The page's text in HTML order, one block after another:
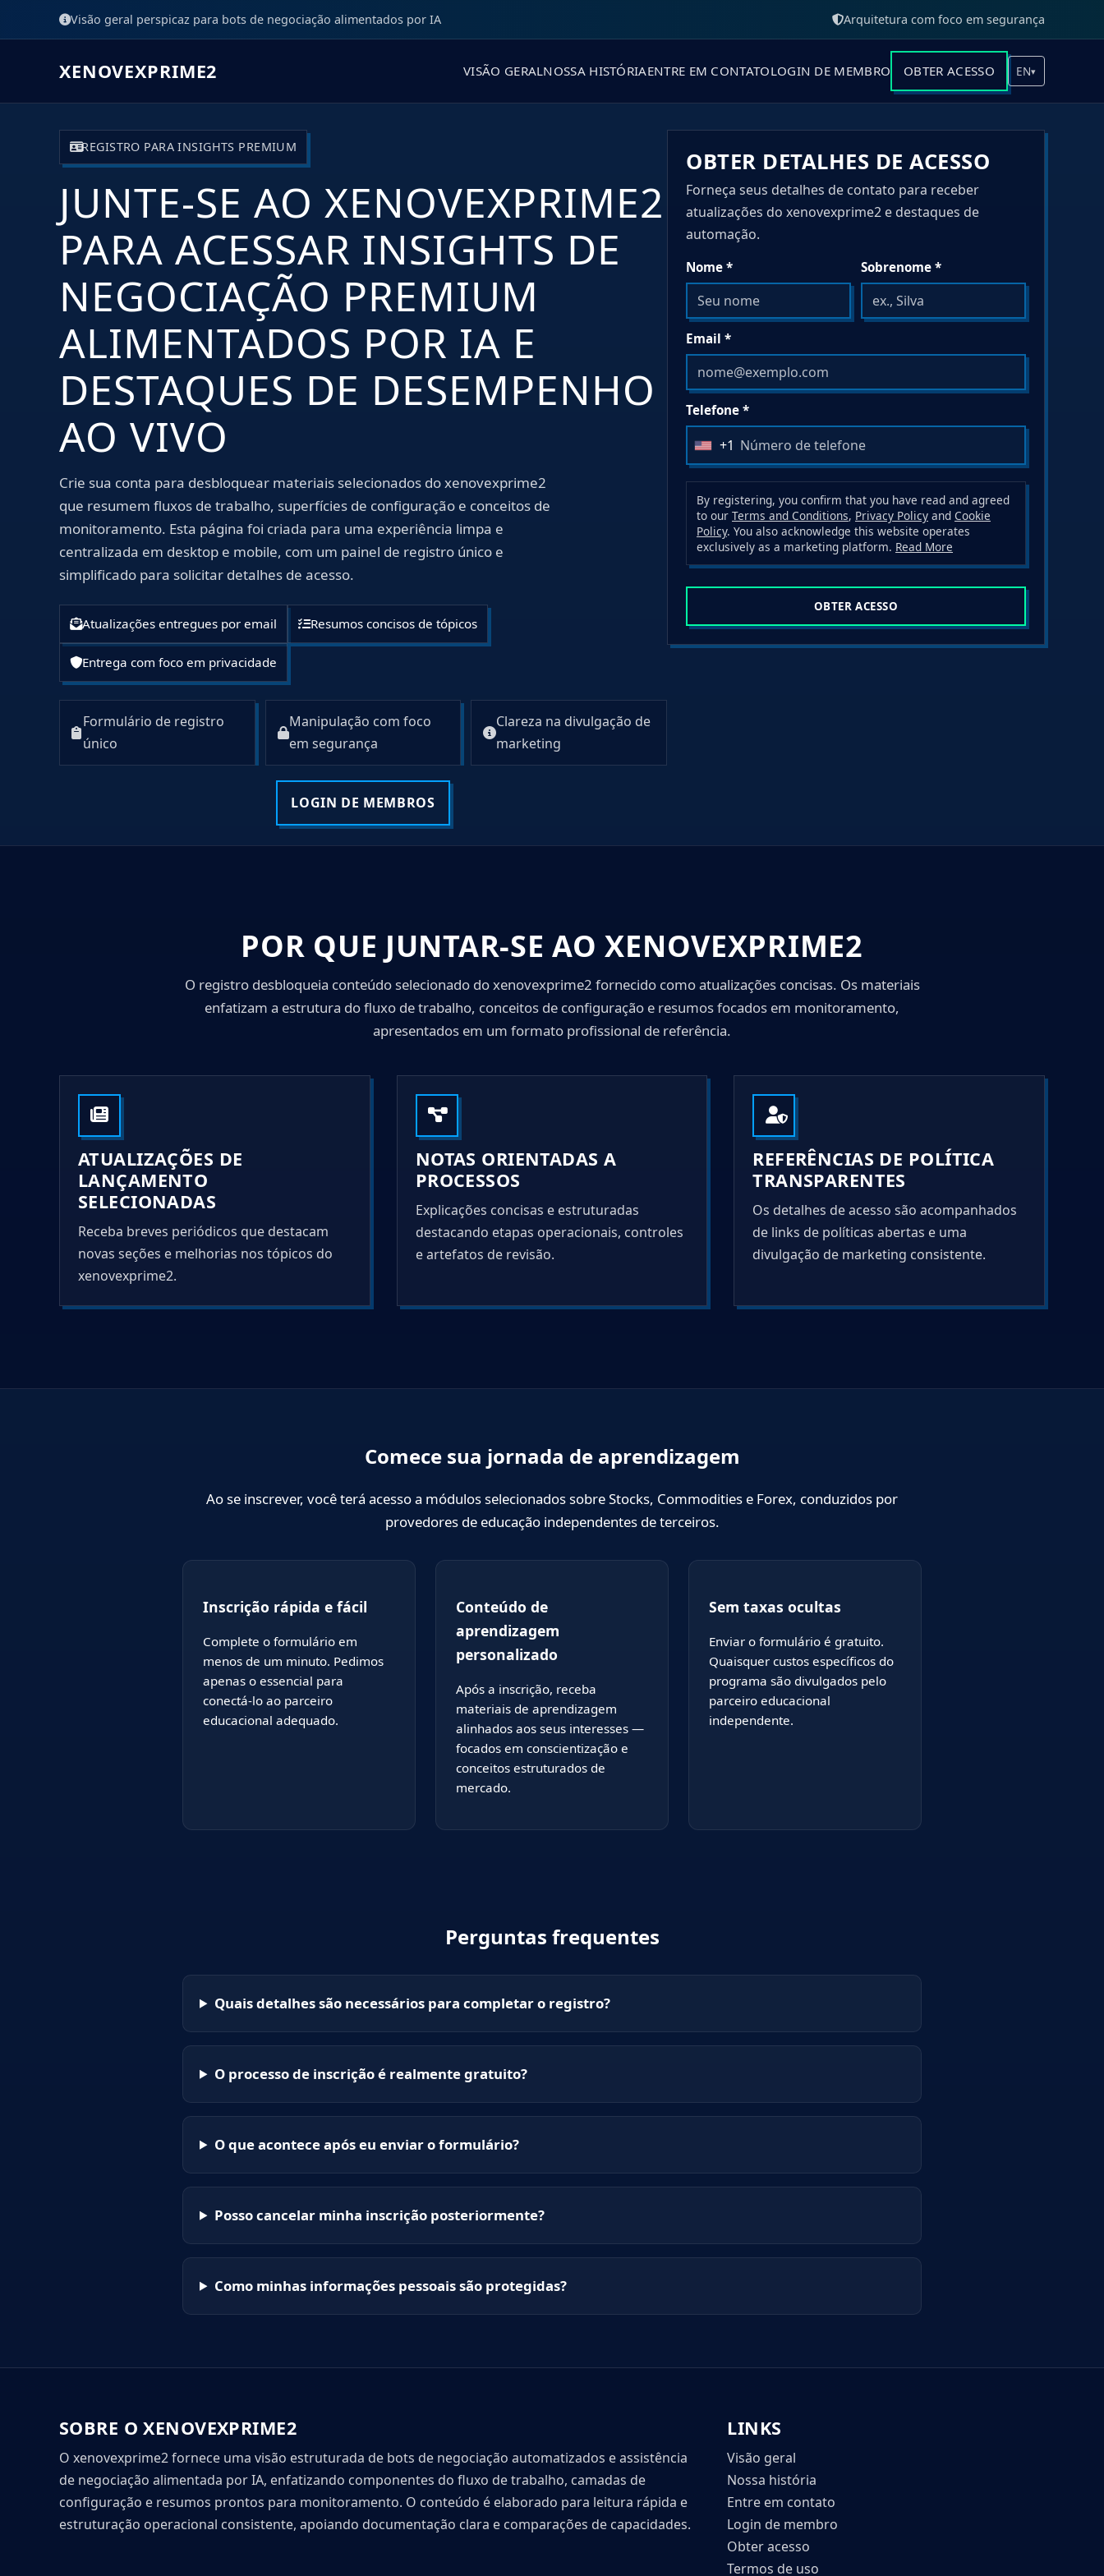
Visão geral perspicaz para bots de negociação alimentados por IA Arquitetura com foco em segurança
XENOVEXPRIME2 VISÃO GERALNOSSA HISTÓRIAENTRE EM CONTATOLOGIN DE MEMBRO OBTER ACESSO EN▾
REGISTRO PARA INSIGHTS PREMIUM
JUNTE-SE AO XENOVEXPRIME2
PARA ACESSAR INSIGHTS DE
NEGOCIAÇÃO PREMIUM
ALIMENTADOS POR IA E
DESTAQUES DE DESEMPENHO
AO VIVO
Crie sua conta para desbloquear materiais selecionados do xenovexprime2
que resumem fluxos de trabalho, superfícies de configuração e conceitos de
monitoramento. Esta página foi criada para uma experiência limpa e
centralizada em desktop e mobile, com um painel de registro único e
simplificado para solicitar detalhes de acesso.
Atualizações entregues por email Resumos concisos de tópicos
Entrega com foco em privacidade
Formulário de registro
único
Manipulação com foco
em segurança
Clareza na divulgação de
marketing
LOGIN DE MEMBROS
OBTER DETALHES DE ACESSO
Forneça seus detalhes de contato para receber
atualizações do xenovexprime2 e destaques de
automação.
Nome * Sobrenome *
Email *
Telefone *
U
n
i
t
e
d
S
a
t
+1
By registering, you confirm that you have read and agreed
to our Terms and Conditions, Privacy Policy and Cookie
Policy. You also acknowledge this website operates
exclusively as a marketing platform. Read More
OBTER ACESSO
POR QUE JUNTAR-SE AO XENOVEXPRIME2
O registro desbloqueia conteúdo selecionado do xenovexprime2 fornecido como atualizações concisas. Os materiais
enfatizam a estrutura do fluxo de trabalho, conceitos de configuração e resumos focados em monitoramento,
apresentados em um formato profissional de referência.
ATUALIZAÇÕES DE
LANÇAMENTO
SELECIONADAS
Receba breves periódicos que destacam
novas seções e melhorias nos tópicos do
xenovexprime2.
NOTAS ORIENTADAS A
PROCESSOS
Explicações concisas e estruturadas
destacando etapas operacionais, controles
e artefatos de revisão.
REFERÊNCIAS DE POLÍTICA
TRANSPARENTES
Os detalhes de acesso são acompanhados
de links de políticas abertas e uma
divulgação de marketing consistente.
Comece sua jornada de aprendizagem
Ao se inscrever, você terá acesso a módulos selecionados sobre Stocks, Commodities e Forex, conduzidos por
provedores de educação independentes de terceiros.
Inscrição rápida e fácil
Complete o formulário em
menos de um minuto. Pedimos
apenas o essencial para
conectá-lo ao parceiro
educacional adequado.
Conteúdo de
aprendizagem
personalizado
Após a inscrição, receba
materiais de aprendizagem
alinhados aos seus interesses —
focados em conscientização e
conceitos estruturados de
mercado.
Sem taxas ocultas
Enviar o formulário é gratuito.
Quaisquer custos específicos do
programa são divulgados pelo
parceiro educacional
independente.
Perguntas frequentes
Quais detalhes são necessários para completar o registro?
O processo de inscrição é realmente gratuito?
O que acontece após eu enviar o formulário?
Posso cancelar minha inscrição posteriormente?
Como minhas informações pessoais são protegidas?
SOBRE O XENOVEXPRIME2
O xenovexprime2 fornece uma visão estruturada de bots de negociação automatizados e assistência
de negociação alimentada por IA, enfatizando componentes do fluxo de trabalho, camadas de
configuração e resumos prontos para monitoramento. O conteúdo é elaborado para leitura rápida e
estruturação operacional consistente, apoiando documentação clara e comparações de capacidades.
LINKS
Visão geral
Nossa história
Entre em contato
Login de membro
Obter acesso
Termos de uso